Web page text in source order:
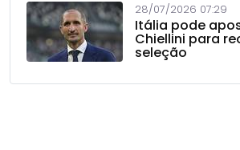
28/07/2026 07:29
Itália pode
Chiellini para
seleção